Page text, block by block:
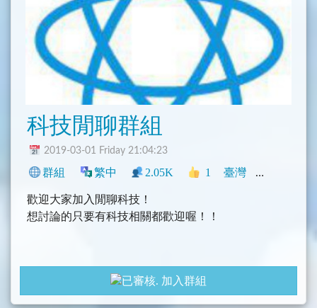
科技閒聊群組
2019-03-01 Friday 21:04:23
群組 繁中 2.05K 1 臺灣 科技
歡迎大家加入閒聊科技！
想討論的只要有科技相關都歡迎喔！！
加入群組